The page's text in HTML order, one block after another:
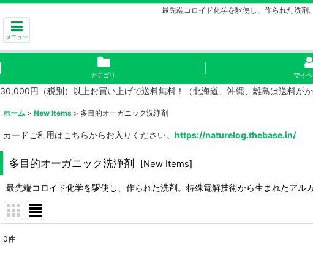
最先端コロイド化学を駆使し、作られた洗剤
メニュー
カテゴリ マイ
30,000円（税別）以上お買い上げで送料無料！（北海道、沖縄、離島は送料がか
ホーム > New Items > 多目的オーガニック洗浄剤
カードご利用はこちらからお入りください。 https://naturelog.thebase.in/
多目的オーガニック洗浄剤 [New Items]
最先端コロイド化学を駆使し、作られた洗剤。特殊電解技術から生まれたアル
0件